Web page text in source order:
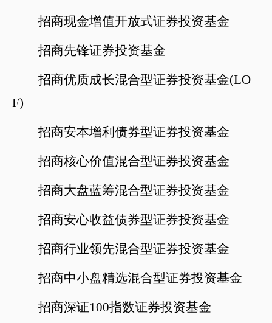
招商现金增值开放式证券投资基金
招商先锋证券投资基金
招商优质成长混合型证券投资基金(LO
F)
招商安本增利债券型证券投资基金
招商核心价值混合型证券投资基金
招商大盘蓝筹混合型证券投资基金
招商安心收益债券型证券投资基金
招商行业领先混合型证券投资基金
招商中小盘精选混合型证券投资基金
招商深证100指数证券投资基金